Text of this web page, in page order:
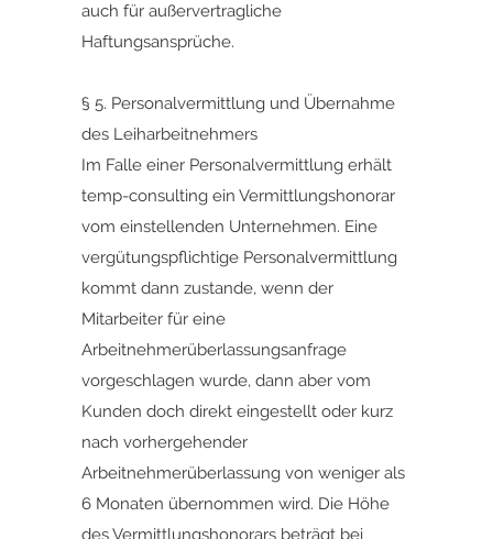
auch für außervertragliche
Haftungsansprüche.
§ 5. Personalvermittlung und Übernahme
des Leiharbeitnehmers
Im Falle einer Personalvermittlung erhält
temp-consulting ein Vermittlungshonorar
vom einstellenden Unternehmen. Eine
vergütungspflichtige Personalvermittlung
kommt dann zustande, wenn der
Mitarbeiter für eine
Arbeitnehmerüberlassungsanfrage
vorgeschlagen wurde, dann aber vom
Kunden doch direkt eingestellt oder kurz
nach vorhergehender
Arbeitnehmerüberlassung von weniger als
6 Monaten übernommen wird. Die Höhe
des Vermittlungshonorars beträgt bei